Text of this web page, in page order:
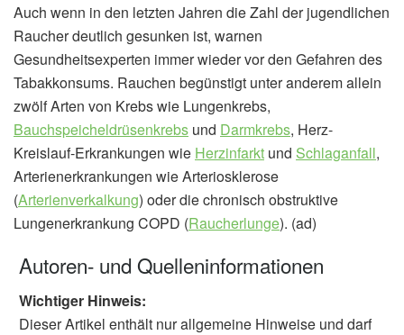
Auch wenn in den letzten Jahren die Zahl der jugendlichen
Raucher deutlich gesunken ist, warnen
Gesundheitsexperten immer wieder vor den Gefahren des
Tabakkonsums. Rauchen begünstigt unter anderem allein
zwölf Arten von Krebs wie Lungenkrebs,
Bauchspeicheldrüsenkrebs und Darmkrebs, Herz-
Kreislauf-Erkrankungen wie Herzinfarkt und Schlaganfall,
Arterienerkrankungen wie Arteriosklerose
(Arterienverkalkung) oder die chronisch obstruktive
Lungenerkrankung COPD (Raucherlunge). (ad)
Autoren- und Quelleninformationen
Wichtiger Hinweis:
Dieser Artikel enthält nur allgemeine Hinweise und darf